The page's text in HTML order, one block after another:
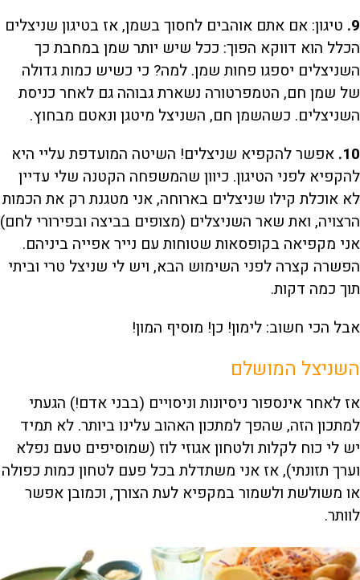
9. טיגון: אם אתם אוהבים לחסוך בשמן, אז בטיגון שניצלים
הכלל הוא דווקא הפוך: ככל שיש יותר שמן במחבת כך
השניצלים יספגו פחות שמן. למה? כי כשיש כמות גדולה
של שמן חם, הטמפרטורה נשארת גבוהה גם לאחר כניסת
השניצלים. כשהשמן חם, השניצל מיטגן ונאטם מבחוץ.
10. אפשר להקפיא שניצלים! השיטה המועדפת עליי היא
להקפיא לפני הטיגון. כיוון שהמשפחה הקטנה שלי עדיין
לא אוכלת קילו שניצלים בארוחה, אני מטגנת רק את הכמות
הרצויה, ואת שאר השניצלים (מצופים בביצה ובפירורי לחם)
אני מקפיאה בקופסאות שטוחות עם נייר אפייה ביניהם.
הפשרה קצרה לפני השימוש הבא, ויש לי שניצל טרי וביתי
תוך כמה דקות.
אבל הכי חשוב: לימון! כן! מוסיף המון!
השניצל המושלם
אז לאחר אינספור ניסיונות וניסויים (בבני אדם!) הגעתי
למתכון הזה, שהפך למתכון האהוב עלינו ביותר. לא תמיד
יש לי כוח לקלות ולטחון אגוזי לוז (שמוסיפים טעם נפלא
וערך תזונתי), אז אני משתדלת בכל פעם לטחון כמות כפולה
או משולשת ולשמור במקפיא לעת הצורך, וכמובן אפשר
לוותר.